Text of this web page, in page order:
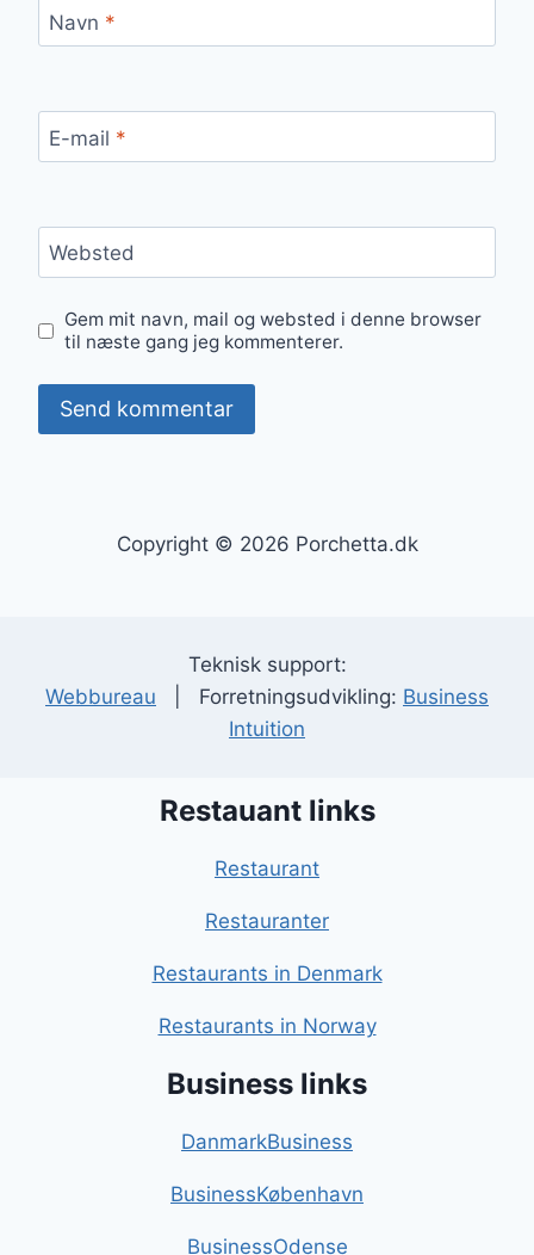
Navn *
E-mail *
Websted
Gem mit navn, mail og websted i denne browser
til næste gang jeg kommenterer.
Copyright © 2026 Porchetta.dk
Teknisk support:
Webbureau | Forretningsudvikling: Business
Intuition
Restauant links
Restaurant
Restauranter
Restaurants in Denmark
Restaurants in Norway
Business links
DanmarkBusiness
BusinessKøbenhavn
BusinessOdense